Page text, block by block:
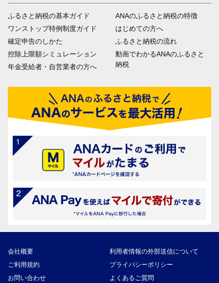
ふるさと納税の基本ガイド
ワンストップ特例制度ガイド
確定申告のしかた
控除上限額シミュレーション
年金受給者・自営業者の方へ
ANAのふるさと納税の特徴
はじめての方へ
ふるさと納税の流れ
動画でわかるANAのふるさと
納税
会社概要
利用者情報の外部送信について
ご利用規約
プライバシーポリシー
お問い合わせ
よくあるご質問